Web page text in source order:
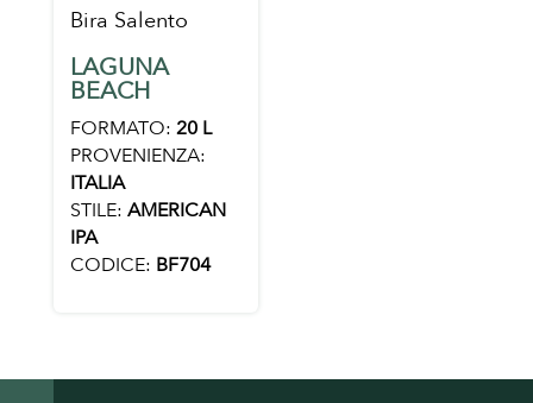
Bira Salento
LAGUNA
BEACH
FORMATO: 20 L
PROVENIENZA:
ITALIA
STILE: AMERICAN
IPA
CODICE: BF704